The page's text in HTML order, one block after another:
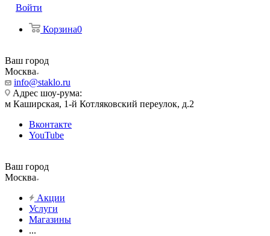
Войти
Корзина0
Ваш город
Москва
info@staklo.ru
Адрес шоу-рума:
м Каширская, 1-й Котляковский переулок, д.2
Вконтакте
YouTube
Ваш город
Москва
Акции
Услуги
Магазины
...